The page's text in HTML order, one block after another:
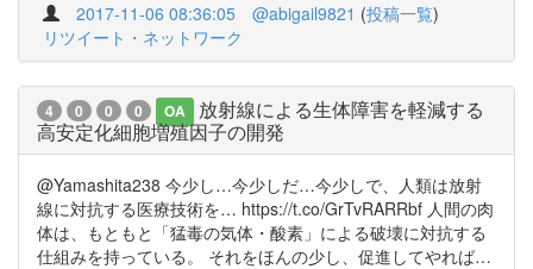
2017-11-06 08:36:05 @abigail9821 (投稿一覧)
リツイート・ネットワーク
4 0 0 0 OA
放射線による生体障害を軽減する
高安定化細胞増殖因子の開発
@Yamashita238 今少し…今少しだ…今少しで、人類は放射
線に対抗する医療技術を… https://t.co/GrTvRARRbf 人間の肉
体は、もともと「猛毒の気体・酸素」による破壊に対抗する
仕組みを持っている。 それをほんの少し、促進してやれば…